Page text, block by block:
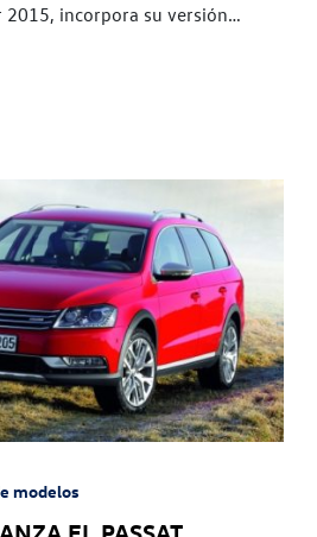
2015, incorpora su versión
modelos